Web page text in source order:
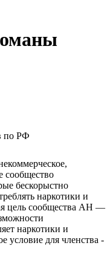
по РФ
сообщество
бескорыстно
наркотики и
цель сообщества АН —
наркотики и
условие для членства -